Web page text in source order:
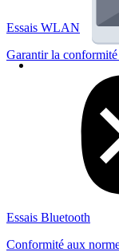
Essais WLAN
Garantir la
Essais Bluetooth
Conformité aux